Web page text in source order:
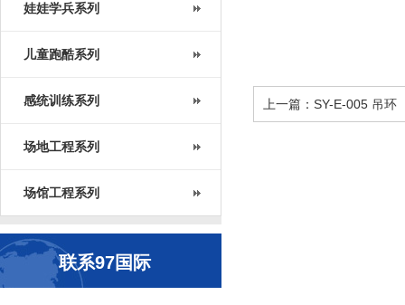
娃娃学兵系列
儿童跑酷系列
感统训练系列
场地工程系列
场馆工程系列
联系97国际
上一篇：SY-E-005 吊环